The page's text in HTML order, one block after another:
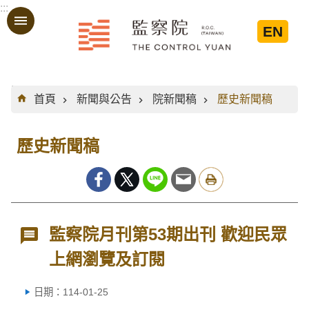
跳到主要內容區塊
:::
EN
:::
首頁
新聞與公告 院新聞稿 歷史新聞稿
歷史新聞稿
監察院月刊第53期出刊 歡迎民眾
上網瀏覽及訂閱
日期：114-01-25